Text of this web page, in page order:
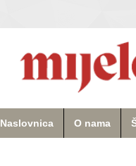
Naslovnica O nama